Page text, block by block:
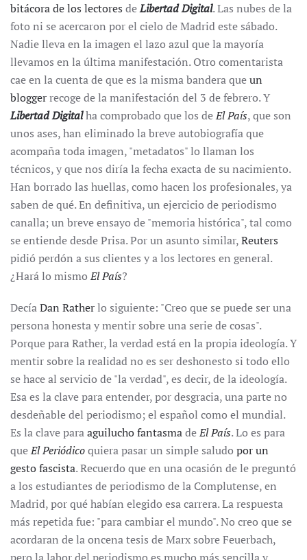
bitácora de los lectores deLibertad Digital. Las nubes de la
foto ni se acercaron por el cielo de Madrid este sábado.
Nadie lleva en la imagen el lazo azul que la mayoría
llevamos en la última manifestación. Otro comentarista
cae en la cuenta de que es la misma bandera queun
bloggerrecoge de la manifestación del 3 de febrero. Y
Libertad Digitalha comprobado que los deEl País, que son
unos ases, han eliminado la breve autobiografía que
acompaña toda imagen, "metadatos" lo llaman los
técnicos, y que nos diría la fecha exacta de su nacimiento.
Han borrado las huellas, como hacen los profesionales, ya
saben de qué. En definitiva, un ejercicio de periodismo
canalla; un breve ensayo de "memoria histórica", tal como
se entiende desde Prisa. Por un asunto similar,Reuters
pidió perdón a sus clientes y a los lectores en general.
¿Hará lo mismoEl País?
DecíaDan Ratherlo siguiente: "Creo que se puede ser una
persona honesta y mentir sobre una serie de cosas".
Porque para Rather, la verdad está en la propia ideología. Y
mentir sobre la realidad no es ser deshonesto si todo ello
se hace al servicio de "la verdad", es decir, de la ideología.
Esa es la clave para entender, por desgracia, una parte no
desdeñable del periodismo; el español como el mundial.
Es la clave paraaguilucho fantasmadeEl País. Lo es para
queEl Periódicoquiera pasar un simple saludo por un
gesto fascista. Recuerdo que en una ocasión de le preguntó
a los estudiantes de periodismo de la Complutense, en
Madrid, por qué habían elegido esa carrera. La respuesta
más repetida fue: "para cambiar el mundo". No creo que se
acordaran de la oncena tesis de Marx sobre Feuerbach,